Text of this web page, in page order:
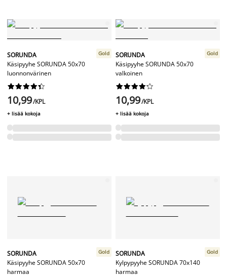
SORUNDA
Käsipyyhe SORUNDA 50x70
luonnonvärinen
Gold






10,99/KPL
+ lisää kokoja
SORUNDA
Käsipyyhe SORUNDA 50x70
valkoinen
Gold






10,99/KPL
+ lisää kokoja
SORUNDA
Käsipyyhe SORUNDA 50x70
harmaa
Gold
SORUNDA
Kylpypyyhe SORUNDA 70x140
harmaa
Gold